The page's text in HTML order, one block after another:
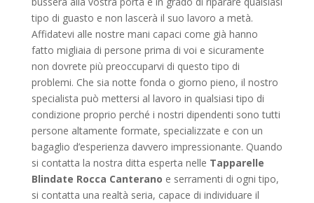
tipo di guasto e non lascerà il suo lavoro a metà.
Affidatevi alle nostre mani capaci come già hanno
fatto migliaia di persone prima di voi e sicuramente
non dovrete più preoccuparvi di questo tipo di
problemi. Che sia notte fonda o giorno pieno, il nostro
specialista può mettersi al lavoro in qualsiasi tipo di
condizione proprio perché i nostri dipendenti sono tutti
persone altamente formate, specializzate e con un
bagaglio d’esperienza davvero impressionante. Quando
si contatta la nostra ditta esperta nelle Tapparelle
Blindate Rocca Canterano e serramenti di ogni tipo,
si contatta una realtà seria, capace di individuare il